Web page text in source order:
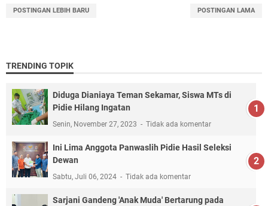
POSTINGAN LEBIH BARU POSTINGAN LAMA
TRENDING TOPIK
Diduga Dianiaya Teman Sekamar, Siswa MTs di
Pidie Hilang Ingatan
Senin, November 27, 2023 Tidak ada komentar
Ini Lima Anggota Panwaslih Pidie Hasil Seleksi
Dewan
Sabtu, Juli 06, 2024 Tidak ada komentar
Sarjani Gandeng 'Anak Muda' Bertarung pada